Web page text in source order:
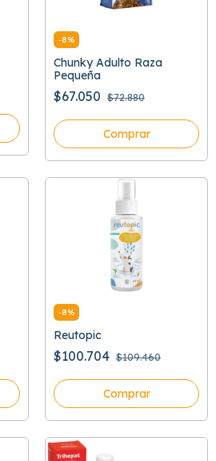
-8%
Chunky Adulto Raza
Pequeña
$67.050 $72.880
Comprar
-8%
Reutopic
$100.704 $109.460
Comprar